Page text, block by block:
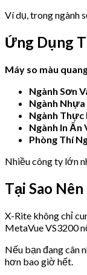
Ví dụ, trong ngành
Ứng Dụng
Máy so màu
Ngành Sơn
Ngành Nhựa
Ngành Thực
Ngành In Ấn
Phòng Thí
Nhiều công ty lớn
Tại Sao
X-Rite không chỉ
MetaVue VS3200
Nếu bạn đang cân
hơn bao giờ hết.